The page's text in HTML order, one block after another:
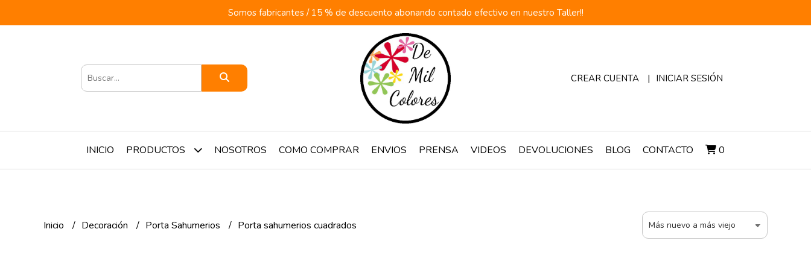
Somos fabricantes / 15 % de descuento abonando contado efectivo en nuestro Taller!!
CREAR CUENTA INICIAR SESIÓN
INICIO PRODUCTOS NOSOTROS COMO COMPRAR ENVIOS PRENSA VIDEOS DEVOLUCIONES BLOG CONTACTO 0
Inicio Decoración Porta Sahumerios Porta sahumerios cuadrados